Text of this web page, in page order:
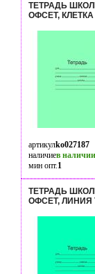
ТЕТРАДЬ
ОФСЕТ, КЛЕТКА
артикулko027187
наличиев наличии
мин опт.1
ТЕТРАДЬ
ОФСЕТ, ЛИНИЯ